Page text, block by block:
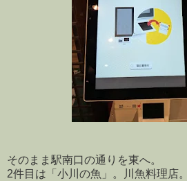
そのまま駅南口の通りを東へ。
2件目は「小川の魚」。川魚料理店